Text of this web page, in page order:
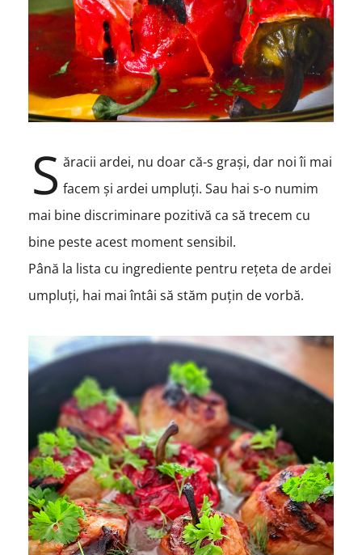
S ăracii ardei, nu doar că-s grași, dar noi îi mai
facem și ardei umpluți. Sau hai s-o numim
mai bine discriminare pozitivă ca să trecem cu
bine peste acest moment sensibil.
Până la lista cu ingrediente pentru rețeta de ardei
umpluți, hai mai întâi să stăm puțin de vorbă.